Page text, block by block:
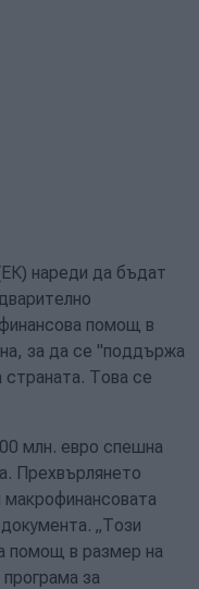
нареди да бъдат
помощ в
за да се "поддържа
страната. Това се
млн. евро спешна
Прехвърлянето
„Този
помощ в размер на
за